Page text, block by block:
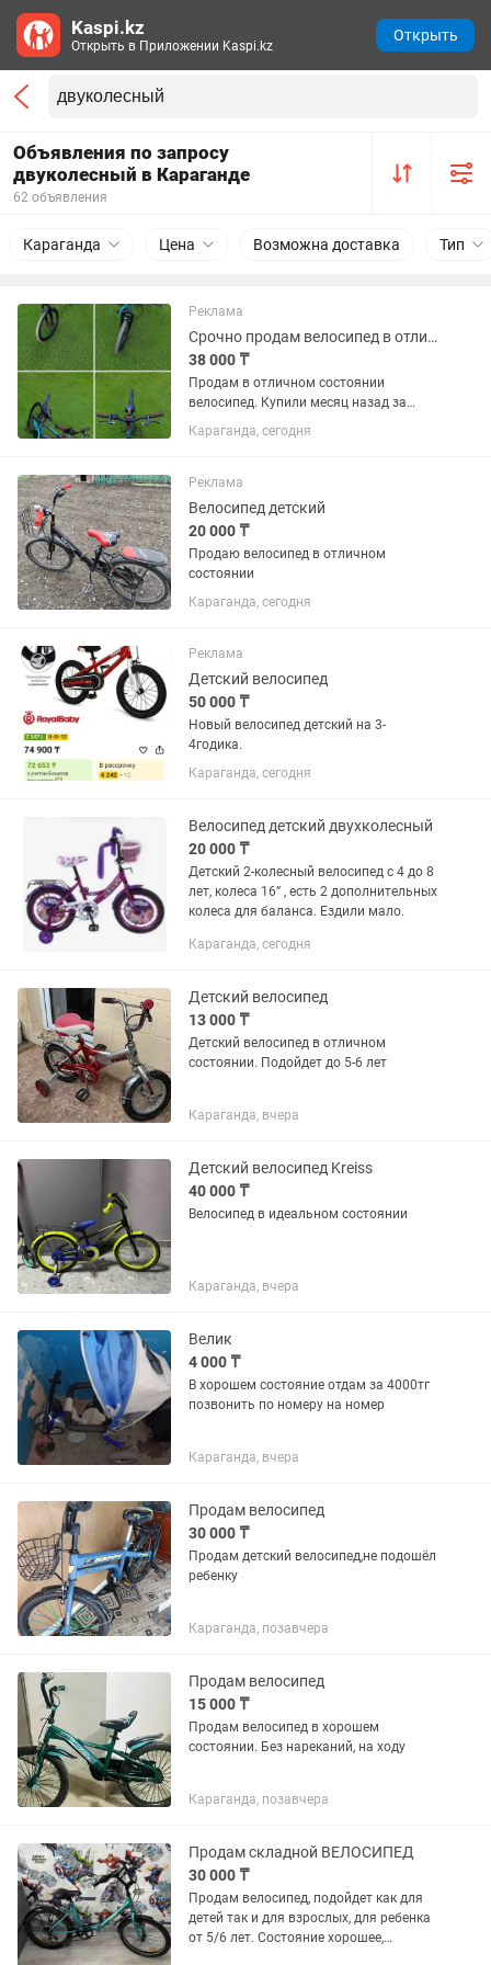
Объявления по запросу
двуколесный в Караганде
62 объявления
Караганда Цена Возможна доставка Тип
Реклама
Срочно продам велосипед в отличном состоянии
38 000 ₸
Продам в отличном состоянии
велосипед. Купили месяц назад за
48000 тысячи тенге. Продам за 38000
тг связи с переездом
Караганда, сегодня
Реклама
Велосипед детский
20 000 ₸
Продаю велосипед в отличном
состоянии
Караганда, сегодня
Реклама
Детский велосипед
50 000 ₸
Новый велосипед детский на 3-
4годика.
Караганда, сегодня
Велосипед детский двухколесный
20 000 ₸
Детский 2-колесный велосипед с 4 до 8
лет, колеса 16” , есть 2 дополнительных
колеса для баланса. Ездили мало.
Караганда, сегодня
Детский велосипед
13 000 ₸
Детский велосипед в отличном
состоянии. Подойдет до 5-6 лет
Караганда, вчера
Детский велосипед Kreiss
40 000 ₸
Велосипед в идеальном состоянии
Караганда, вчера
Велик
4 000 ₸
В хорошем состояние отдам за 4000тг
позвонить по номеру на номер
Караганда, вчера
Продам велосипед
30 000 ₸
Продам детский велосипед,не подошёл
ребенку
Караганда, позавчера
Продам велосипед
15 000 ₸
Продам велосипед в хорошем
состоянии. Без нареканий, на ходу
Караганда, позавчера
Продам складной ВЕЛОСИПЕД
30 000 ₸
Продам велосипед, подойдет как для
детей так и для взрослых, для ребенка
от 5/6 лет. Состояние хорошее,
Kaspi.kz
Открыть в Приложении Kaspi.kz
Открыть